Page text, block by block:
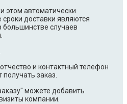
этом автоматически
доставки являются
случаев
и контактный телефон
получать заказ.
можете добавить
компании.